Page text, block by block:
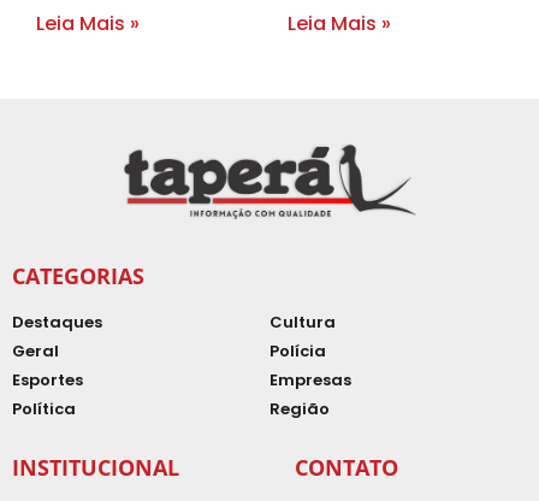
Leia Mais » Leia Mais »
CATEGORIAS
Destaques
Geral
Esportes
Política
Cultura
Polícia
Empresas
Região
INSTITUCIONAL CONTATO